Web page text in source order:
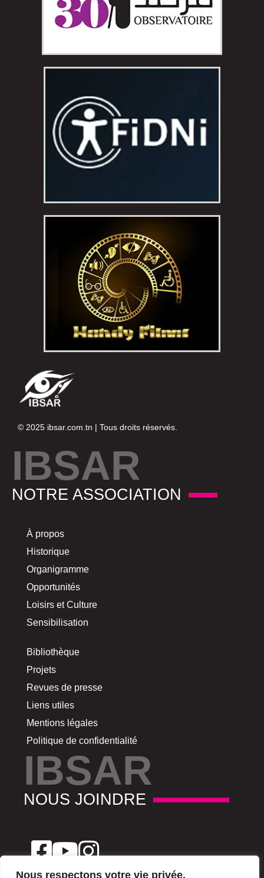
Nous respectons votre vie privée.
© 2025 ibsar.com.tn | Tous droits réservés.
IBSAR
NOTRE ASSOCIATION
À propos
Historique
Organigramme
Opportunités
Loisirs et Culture
Sensibilisation
Bibliothèque
Projets
Revues de presse
Liens utiles
Mentions légales
Politique de confidentialité
IBSAR
NOUS JOINDRE